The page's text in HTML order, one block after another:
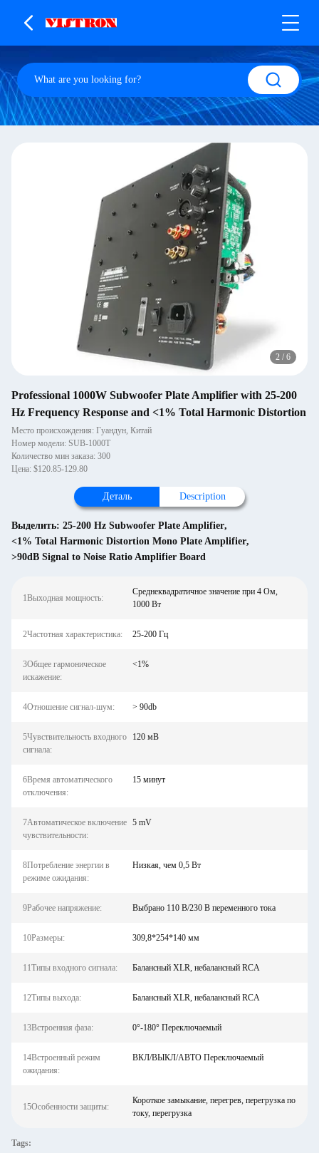
2 / 6
Professional 1000W Subwoofer Plate Amplifier with 25-200
Hz Frequency Response and <1% Total Harmonic Distortion
Место происхождения: Гуандун, Китай
Номер модели: SUB-1000T
Количество мин заказа: 300
Цена: $120.85-129.80
Деталь Description
Выделить: 25-200 Hz Subwoofer Plate Amplifier,
<1% Total Harmonic Distortion Mono Plate Amplifier,
>90dB Signal to Noise Ratio Amplifier Board
1Выходная мощность:
Среднеквадратичное значение при 4 Ом,
1000 Вт
2Частотная характеристика: 25-200 Гц
3Общее гармоническое
искажение:
<1%
4Отношение сигнал-шум: > 90db
5Чувствительность входного
сигнала:
120 мВ
6Время автоматического
отключения:
15 минут
7Автоматическое включение
чувствительности:
5 mV
8Потребление энергии в
режиме ожидания:
Низкая, чем 0,5 Вт
9Рабочее напряжение: Выбрано 110 В/230 В переменного тока
10Размеры: 309,8*254*140 мм
11Типы входного сигнала: Балансный XLR, небалансный RCA
12Типы выхода: Балансный XLR, небалансный RCA
13Встроенная фаза: 0°-180° Переключаемый
14Встроенный режим
ожидания:
ВКЛ/ВЫКЛ/АВТО Переключаемый
15Особенности защиты:
Короткое замыкание, перегрев, перегрузка по
току, перегрузка
Tags: